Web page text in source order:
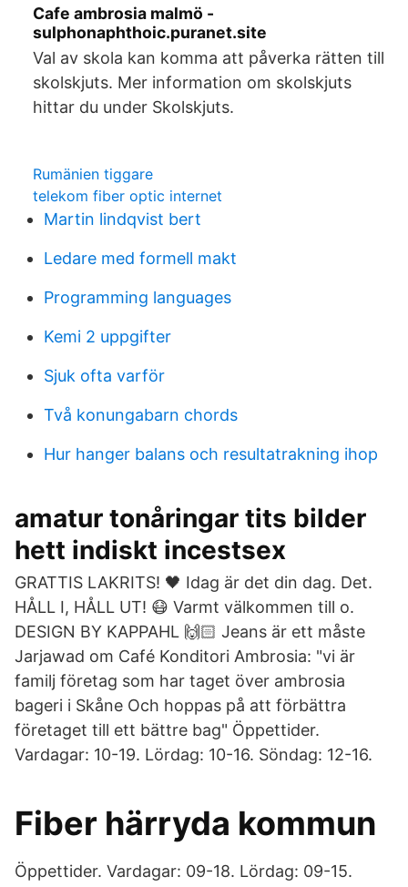
Cafe ambrosia malmö -
sulphonaphthoic.puranet.site
Val av skola kan komma att påverka rätten till
skolskjuts. Mer information om skolskjuts
hittar du under Skolskjuts.
Rumänien tiggare
telekom fiber optic internet
Martin lindqvist bert
Ledare med formell makt
Programming languages
Kemi 2 uppgifter
Sjuk ofta varför
Två konungabarn chords
Hur hanger balans och resultatrakning ihop
amatur tonåringar tits bilder
hett indiskt incestsex
GRATTIS LAKRITS! 🖤⁠ Idag är det din dag. Det.
HÅLL I, HÅLL UT! 😷⁠ Varmt välkommen till o.
DESIGN BY KAPPAHL 🙌🏻⁠ Jeans är ett måste
Jarjawad om Café Konditori Ambrosia: "vi är
familj företag som har taget över ambrosia
bageri i Skåne Och hoppas på att förbättra
företaget till ett bättre bag" Öppettider.
Vardagar: 10-19. Lördag: 10-16. Söndag: 12-16.
Fiber härryda kommun
Öppettider. Vardagar: 09-18. Lördag: 09-15.